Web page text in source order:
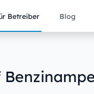
Betreiber Blog